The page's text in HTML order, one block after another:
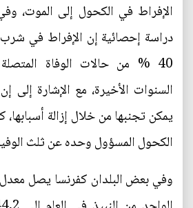
الإفراط في الكحول إلى الموت،
دراسة إحصائية إن الإفراط في
40 % من حالات الوفاة
السنوات الأخيرة، مع الإشارة إلى
يمكن تجنبها من خلال إزالة أسبابها،
الكحول المسؤول وحده عن ثلث
وفي بعض البلدان كفرنسا يصل